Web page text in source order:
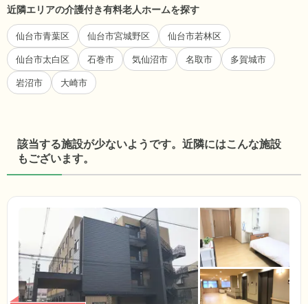
近隣エリアの介護付き有料老人ホームを探す
仙台市青葉区 仙台市宮城野区 仙台市若林区
仙台市太白区 石巻市 気仙沼市 名取市 多賀城市
岩沼市 大崎市
該当する施設が少ないようです。近隣にはこんな施設
もございます。